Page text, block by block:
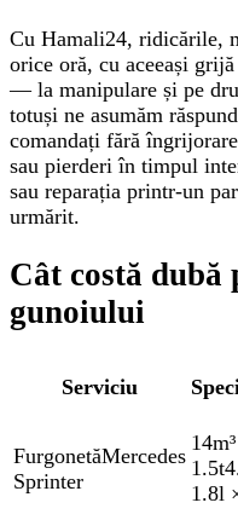
Cu Hamali24, ridicările,
orice oră, cu aceeași
— la manipulare și pe
totuși ne asumăm
comandați fără
sau pierderi în timpul
sau reparația printr-un
urmărit.
Cât costă dubă
gunoiului
Serviciu
FurgonetăMercedes
Sprinter
14m³
1.5t
1.8l